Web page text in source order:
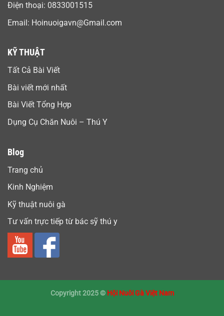
Điện thoại: 0833001515
Email: Hoinuoigavn@Gmail.com
KỸ THUẬT
Tất Cả Bài Viết
Bài viết mới nhất
Bài Viết Tổng Hợp
Dụng Cụ Chăn Nuôi – Thú Y
Blog
Trang chủ
Kinh Nghiệm
Kỹ thuật nuôi gà
Tư vấn trực tiếp từ bác sỹ thú y
Copyright 2025 © Hội Nuôi Gà Việt Nam